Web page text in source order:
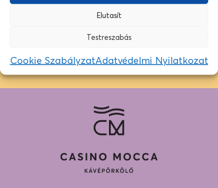
Elutasít
Testreszabás
Cookie SzabályzatAdatvédelmi Nyilatkozat
EZ A KÁVÉ MOST ÉPP ELFOGYOTT…
Jelenleg nincs más, azonos színkódú kávé készleten, de